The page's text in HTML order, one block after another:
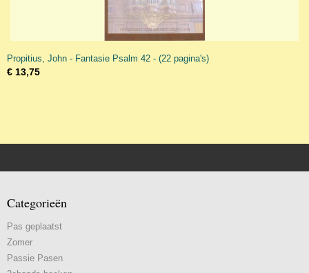
Propitius, John - Fantasie Psalm 42 - (22 pagina's)
€ 13,75
Categorieën
Pas geplaatst
Zomer
Passie Pasen